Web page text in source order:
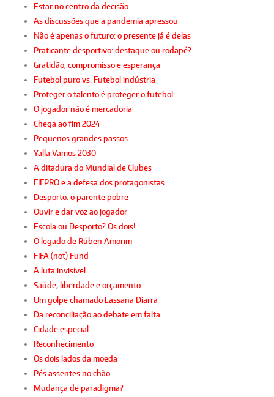
Estar no centro da decisão
As discussões que a pandemia apressou
Não é apenas o futuro: o presente já é delas
Praticante desportivo: destaque ou rodapé?
Gratidão, compromisso e esperança
Futebol puro vs. Futebol indústria
Proteger o talento é proteger o futebol
O jogador não é mercadoria
Chega ao fim 2024
Pequenos grandes passos
Yalla Vamos 2030
A ditadura do Mundial de Clubes
FIFPRO e a defesa dos protagonistas
Desporto: o parente pobre
Ouvir e dar voz ao jogador
Escola ou Desporto? Os dois!
O legado de Rúben Amorim
FIFA (not) Fund
A luta invisível
Saúde, liberdade e orçamento
Um golpe chamado Lassana Diarra
Da reconciliação ao debate em falta
Cidade especial
Reconhecimento
Os dois lados da moeda
Pés assentes no chão
Mudança de paradigma?